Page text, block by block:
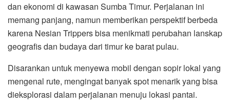
dan ekonomi di kawasan Sumba Timur. Perjalanan ini
memang panjang, namun memberikan perspektif berbeda
karena Nesian Trippers bisa menikmati perubahan lanskap
geografis dan budaya dari timur ke barat pulau.
Disarankan untuk menyewa mobil dengan sopir lokal yang
mengenal rute, mengingat banyak spot menarik yang bisa
dieksplorasi dalam perjalanan menuju lokasi pantai.